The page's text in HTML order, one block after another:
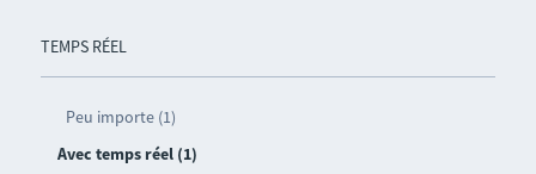
TEMPS RÉEL
Peu importe (1)
Avec temps réel (1)